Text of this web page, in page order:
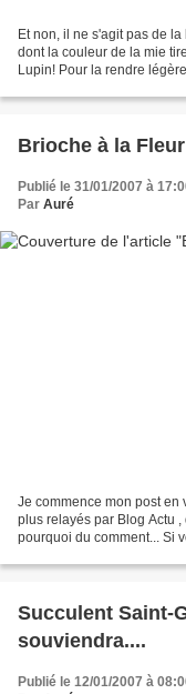
Et non, il ne s'agit pas de
dont la couleur de la mie
Lupin! Pour la rendre
Brioche à la
Publié le 31/01/2007 à
Par Auré
Je commence mon post en
plus relayés par Blog Actu
pourquoi du comment... Si
Succulent Saint-
souviendra....
Publié le 12/01/2007 à